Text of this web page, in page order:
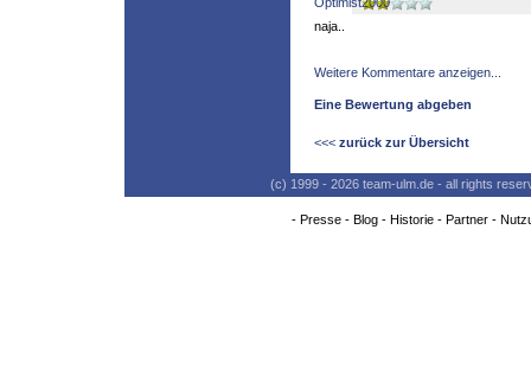
naja..
Weitere Kommentare anzeigen...
Eine Bewertung abgeben
<<< zurück zur Übersicht
(c) 1999 - 2026 team-ulm.de - all rights
- Presse- Blog- Historie- Partner-